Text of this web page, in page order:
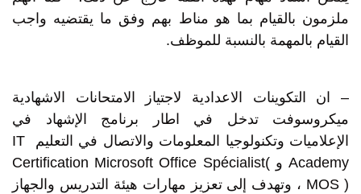
ملزمون بالقيام بما هو مناط بهم وفق ما يقتضيه واجب
القيام بالمهمة بالنسبة للموظف.
– ان التكوينات الاعدادية لاجتياز الامتحانات الاشهادية
ميكروسوفت تدخل في اطار برنامج الإشهاد في
الإعلاميات وتكنولوجيا المعلومات والاتصال في التعليم IT
Academy و Certification Microsoft Office Spécialist(
MOS ) ، وتهدف إلى تعزيز مهارات هيئة التدريس والجهاز